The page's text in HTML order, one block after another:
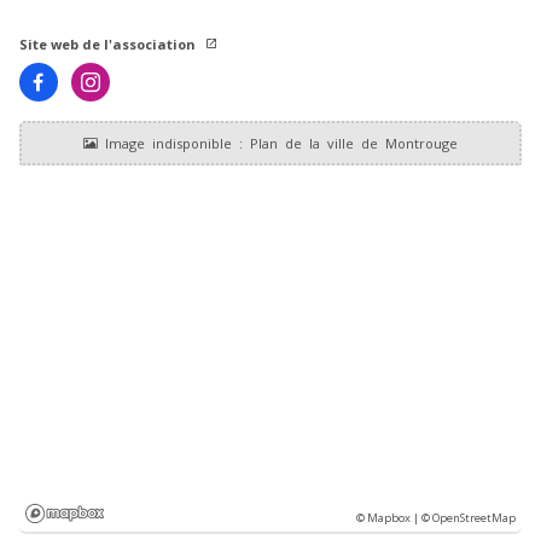
Site web de l'association
© Mapbox |© OpenStreetMap